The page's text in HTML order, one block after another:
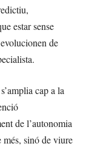
estar sense
de
cap a la
de l’autonomia
sinó de viure